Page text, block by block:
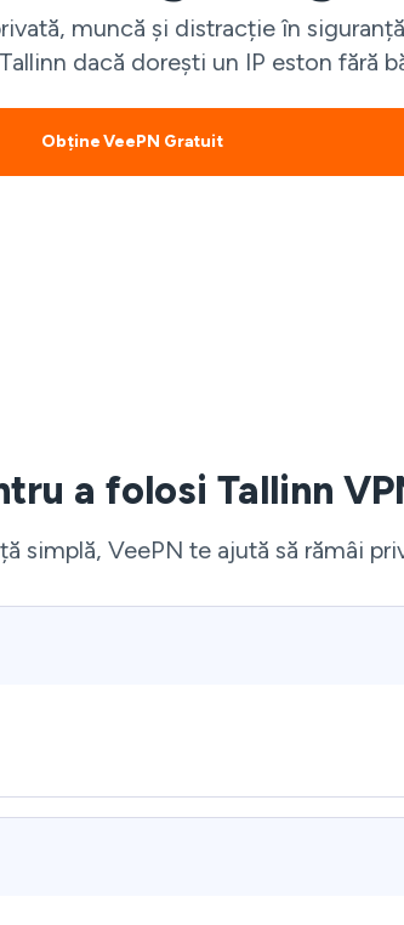
muncă și distracție în
dacă dorești un IP eston fără
Obține VeePN Gratuit
a folosi Tallinn
simplă, VeePN te ajută să rămâi